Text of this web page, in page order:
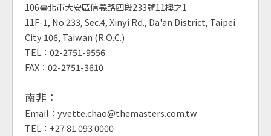
106臺北市大安區信義路四段233號11樓之1
11F-1, No.233, Sec.4, Xinyi Rd., Da'an District, Taipei
City 106, Taiwan (R.O.C.)
TEL：02-2751-9556
FAX：02-2751-3610
南非：
Email：yvette.chao@themasters.com.tw
TEL：+27 81 093 0000